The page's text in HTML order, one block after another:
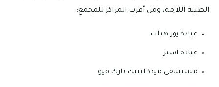
الطبية اللازمة، ومن أقرب المراكز للمجمع:
عيادة يور هيلث
عيادة استر
مستشفى ميدكلينيك بارك فيو